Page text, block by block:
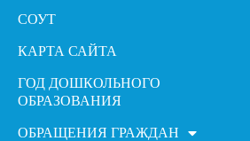
СОУТ
КАРТА САЙТА
ГОД ДОШКОЛЬНОГО
ОБРАЗОВАНИЯ
ОБРАЩЕНИЯ ГРАЖДАН